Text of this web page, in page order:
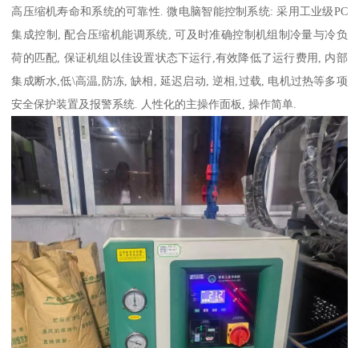
高压缩机寿命和系统的可靠性. 微电脑智能控制系统: 采用工业级PC
集成控制, 配合压缩机能调系统, 可及时准确控制机组制冷量与冷负
荷的匹配, 保证机组以佳设置状态下运行,有效降低了运行费用, 内部
集成断水,低\高温,防冻, 缺相, 延迟启动, 逆相,过载, 电机过热等多项
安全保护装置及报警系统. 人性化的主操作面板, 操作简单.